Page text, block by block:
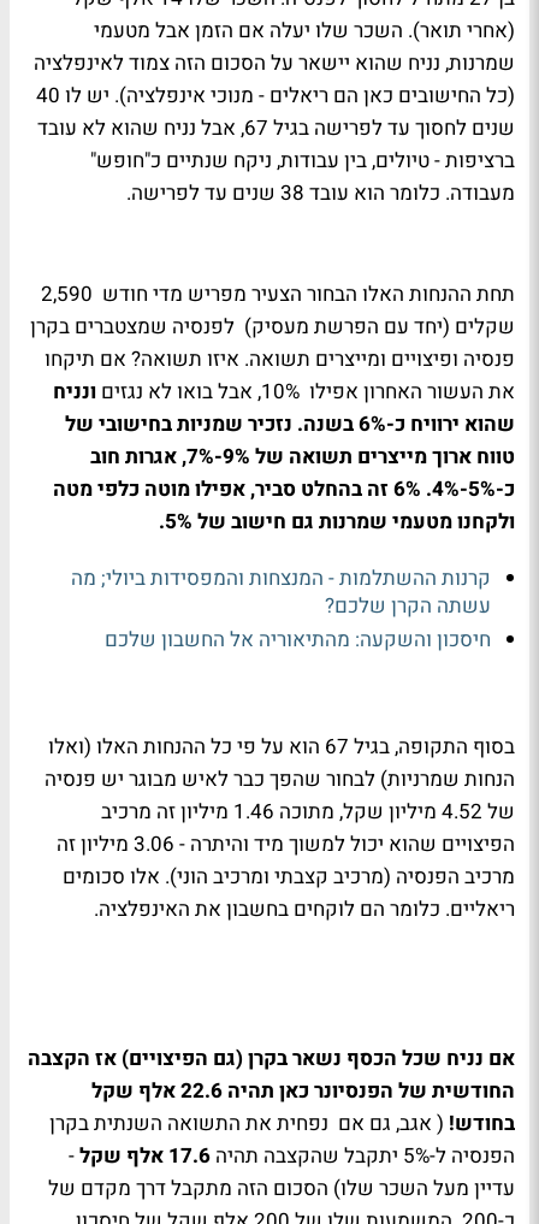
(אחרי תואר). השכר שלו יעלה אם הזמן אבל מטעמי
שמרנות, נניח שהוא יישאר על הסכום הזה צמוד לאינפלציה
(כל החישובים כאן הם ריאלים - מנוכי אינפלציה). יש לו 40
שנים לחסוך עד לפרישה בגיל 67, אבל נניח שהוא לא עובד
ברציפות - טיולים, בין עבודות, ניקח שנתיים כ"חופש"
מעבודה. כלומר הוא עובד 38 שנים עד לפרישה.
תחת ההנחות האלו הבחור הצעיר מפריש מדי חודש 2,590
שקלים (יחד עם הפרשת מעסיק) לפנסיה שמצטברים בקרן
פנסיה ופיצויים ומייצרים תשואה. איזו תשואה? אם תיקחו
את העשור האחרון אפילו 10%, אבל בואו לא נגזים
ונניח
שהוא ירוויח כ-6% בשנה. נזכיר שמניות בחישובי של
טווח ארוך מייצרים תשואה של 9%-7%, אגרות חוב
כ-5%-4%. 6% זה בהחלט סביר, אפילו מוטה כלפי מטה
ולקחנו מטעמי שמרנות גם חישוב של 5%.
קרנות ההשתלמות - המנצחות והמפסידות ביולי; מה
עשתה הקרן שלכם?
חיסכון והשקעה: מהתיאוריה אל החשבון שלכם
בסוף התקופה, בגיל 67 הוא על פי כל ההנחות האלו (ואלו
הנחות שמרניות) לבחור שהפך כבר לאיש מבוגר יש פנסיה
של 4.52 מיליון שקל, מתוכה 1.46 מיליון זה מרכיב
הפיצויים שהוא יכול למשוך מיד והיתרה - 3.06 מיליון זה
מרכיב הפנסיה (מרכיב קצבתי ומרכיב הוני). אלו סכומים
ריאליים. כלומר הם לוקחים בחשבון את האינפלציה.
אם נניח שכל הכסף נשאר בקרן (גם הפיצויים) אז הקצבה
החודשית של הפנסיונר כאן תהיה 22.6 אלף שקל
בחודש! ( אגב, גם אם נפחית את התשואה השנתית בקרן
הפנסיה ל-5% יתקבל שהקצבה תהיה
17.6 אלף שקל
-
עדיין מעל השכר שלו) הסכום הזה מתקבל דרך מקדם של